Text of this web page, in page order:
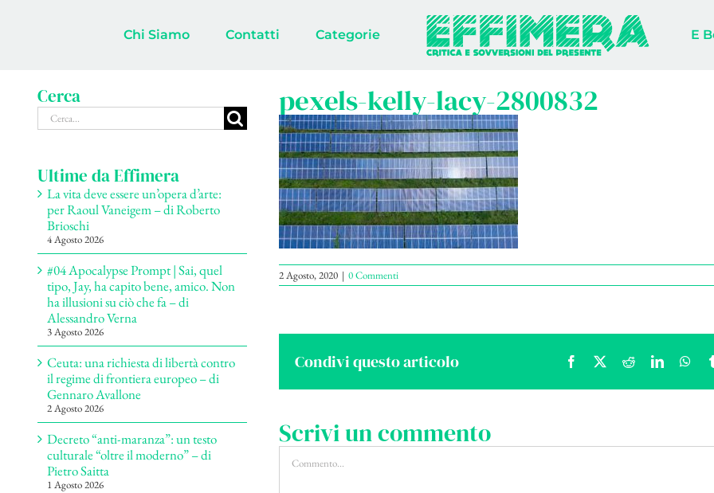
Chi Siamo Contatti Categorie E
pexels-kelly-lacy-2800832
2 Agosto, 2020 | 0 Commenti
Condivi questo articolo Facebook
X RedditLinkedIn
Scrivi un commento
Commento
Cerca
Cerca
per:
Ultime da Effimera
La vita deve essere un’opera d’arte:
per Raoul Vaneigem – di Roberto
Brioschi
4 Agosto 2026
#04 Apocalypse Prompt | Sai, quel
tipo, Jay, ha capito bene, amico. Non
ha illusioni su ciò che fa – di
Alessandro Verna
3 Agosto 2026
Ceuta: una richiesta di libertà contro
il regime di frontiera europeo – di
Gennaro Avallone
2 Agosto 2026
Decreto “anti-maranza”: un testo
culturale “oltre il moderno” – di
Pietro Saitta
1 Agosto 2026